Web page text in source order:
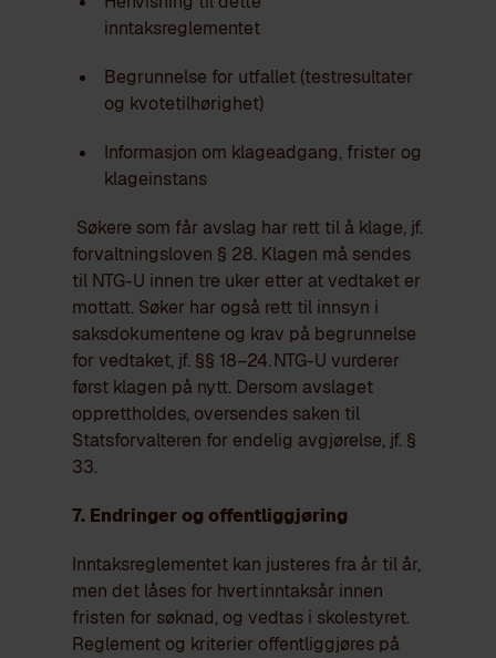
inntaksreglementet
Begrunnelse for utfallet (testresultater
og kvotetilhørighet)
Informasjon om klageadgang, frister og
klageinstans
Søkere som får avslag har rett til å klage, jf.
forvaltningsloven § 28. Klagen må sendes
til NTG-U innen tre uker etter at vedtaket er
mottatt. Søker har også rett til innsyn i
saksdokumentene og krav på begrunnelse
for vedtaket, jf. §§ 18–24.NTG-U vurderer
først klagen på nytt. Dersom avslaget
opprettholdes, oversendes saken til
Statsforvalteren for endelig avgjørelse, jf. §
33.
7. Endringer og offentliggjøring
Inntaksreglementet kan justeres fra år til år,
men det låses for hvert inntaksår innen
fristen for søknad, og vedtas i skolestyret.
Reglement og kriterier offentliggjøres på